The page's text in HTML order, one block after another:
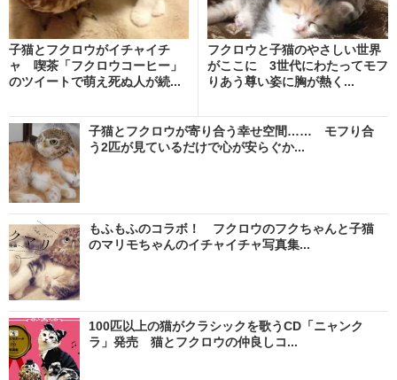
子猫とフクロウがイチャイチ
ャ 喫茶「フクロウコーヒー」
のツイートで萌え死ぬ人が続...
フクロウと子猫のやさしい世界
がここに 3世代にわたってモフ
りあう尊い姿に胸が熱く...
子猫とフクロウが寄り合う幸せ空間…… モフり合
う2匹が見ているだけで心が安らぐか...
もふもふのコラボ！ フクロウのフクちゃんと子猫
のマリモちゃんのイチャイチャ写真集...
100匹以上の猫がクラシックを歌うCD「ニャンク
ラ」発売 猫とフクロウの仲良しコ...